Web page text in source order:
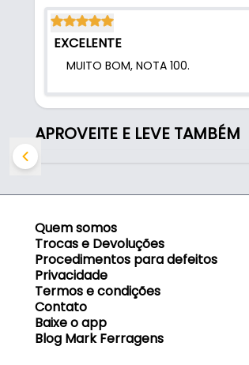
EXCELENTE
MUITO BOM, NOTA 100.
APROVEITE E LEVE TAMBÉM
Quem somos
Trocas e Devoluções
Procedimentos para defeitos
Privacidade
Termos e condições
Contato
Baixe o app
Blog Mark Ferragens